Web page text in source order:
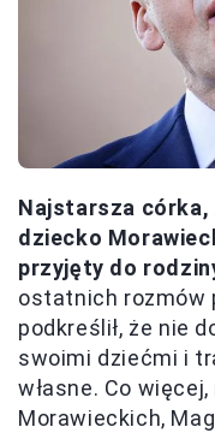
Najstarsza
dziecko
przyjęty do
ostatnich rozmów
podkreślił, że nie
swoimi dziećmi i
własne. Co
Morawieckich,